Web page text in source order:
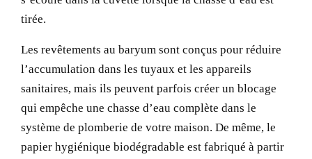
tirée.
Les revêtements au baryum sont conçus pour réduire
l’accumulation dans les tuyaux et les appareils
sanitaires, mais ils peuvent parfois créer un blocage
qui empêche une chasse d’eau complète dans le
système de plomberie de votre maison. De même, le
papier hygiénique biodégradable est fabriqué à partir